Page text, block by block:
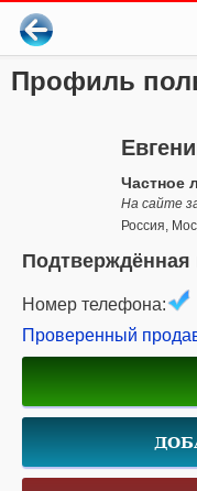
Профиль
Частное
На сайте
Россия,
Номер телефона:
Проверенный